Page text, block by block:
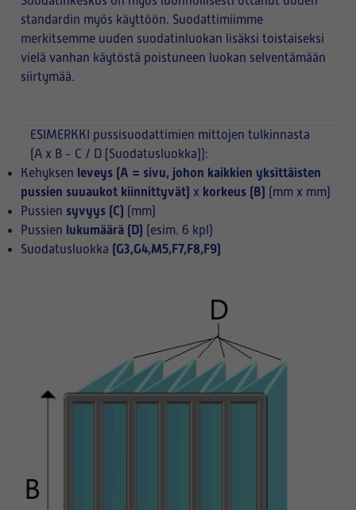
standardin myös käyttöön. Suodattimiimme
merkitsemme uuden suodatinluokan lisäksi toistaiseksi
vielä vanhan käytöstä poistuneen luokan selventämään
siirtymää.
ESIMERKKI pussisuodattimien mittojen tulkinnasta
(A x B - C / D [Suodatusluokka]):
Kehyksen leveys (A = sivu, johon kaikkien yksittäisten
pussien suuaukot kiinnittyvät) x korkeus (B) (mm x mm)
Pussien syvyys (C) (mm)
Pussien lukumäärä (D) (esim. 6 kpl)
Suodatusluokka (G3,G4,M5,F7,F8,F9)